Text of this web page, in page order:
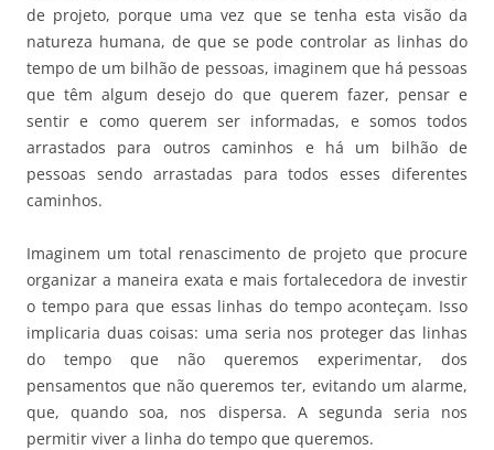
de projeto, porque uma vez que se tenha esta visão da
natureza humana, de que se pode controlar as linhas do
tempo de um bilhão de pessoas, imaginem que há pessoas
que têm algum desejo do que querem fazer, pensar e
sentir e como querem ser informadas, e somos todos
arrastados para outros caminhos e há um bilhão de
pessoas sendo arrastadas para todos esses diferentes
caminhos.
Imaginem um total renascimento de projeto que procure
organizar a maneira exata e mais fortalecedora de investir
o tempo para que essas linhas do tempo aconteçam. Isso
implicaria duas coisas: uma seria nos proteger das linhas
do tempo que não queremos experimentar, dos
pensamentos que não queremos ter, evitando um alarme,
que, quando soa, nos dispersa. A segunda seria nos
permitir viver a linha do tempo que queremos.